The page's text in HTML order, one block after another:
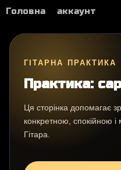
Головна аккаунт
ГІТАРНА ПРАКТИКА
Практика:
Ця сторінка допомагає
конкретною, спокійною
Гітара.